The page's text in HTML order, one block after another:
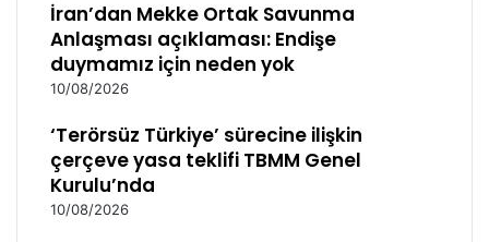
İran’dan Mekke Ortak Savunma
Anlaşması açıklaması: Endişe
duymamız için neden yok
10/08/2026
‘Terörsüz Türkiye’ sürecine ilişkin
çerçeve yasa teklifi TBMM Genel
Kurulu’nda
10/08/2026